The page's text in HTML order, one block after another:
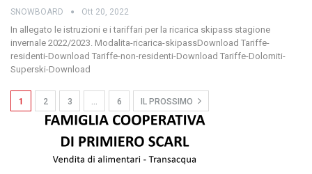
SNOWBOARD Ott 20, 2022
In allegato le istruzioni e i tariffari per la ricarica skipass stagione
invernale 2022/2023. Modalita-ricarica-skipassDownload Tariffe-
residenti-Download Tariffe-non-residenti-Download Tariffe-Dolomiti-
Superski-Download
1 2 3 … 6 IL PROSSIMO